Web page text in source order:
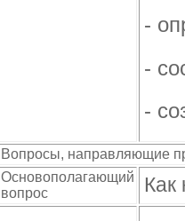
-
-
-
Вопросы, направляющие
Основополагающий
вопрос
Как